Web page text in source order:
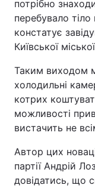
потрібно
перебувало
констатує
Київської
Таким виходом
холодильні
котрих
можливості
вистачить не
Автор цих
партії Андрій
довідатись, що